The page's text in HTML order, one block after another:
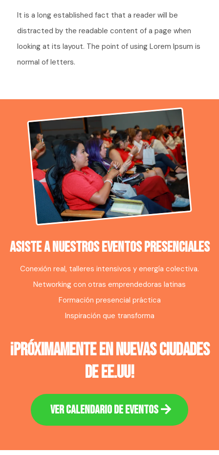
It is a long established fact that a reader will be
distracted by the readable content of a page when
looking at its layout. The point of using Lorem Ipsum is
normal of letters.
ASISTE A NUESTROS EVENTOS PRESENCIALES
Conexión real, talleres intensivos y energía colectiva.
Networking con otras emprendedoras latinas
Formación presencial práctica
Inspiración que transforma
¡próximamente en nuevas ciudades
de ee.uu!
VER CALENDARIO DE EVENTOS